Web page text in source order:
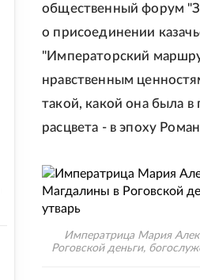
общественный форум
о присоединении
"Императорский
нравственным
такой, какой она была в
расцвета - в эпоху
Императрица Мария
Роговской деньги,